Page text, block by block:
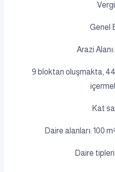
Genel
Arazi
9 bloktan oluşmakta,
Kat
Daire alanları: 100
Daire